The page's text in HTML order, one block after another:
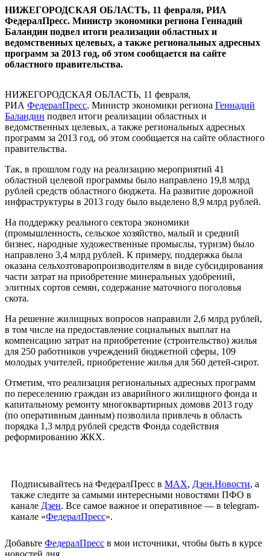
НИЖЕГОРОДСКАЯ ОБЛАСТЬ, 11 февраля, РИА
ФедералПресс. Министр экономики региона Геннадий
Баландин подвел итоги реализации областных и
ведомственных целевых, а также региональных адресных
программ за 2013 год, об этом сообщается на сайте
областного правительства.
НИЖЕГОРОДСКАЯ ОБЛАСТЬ, 11 февраля,
РИА ФедералПресс. Министр экономики региона Геннадий
Баландин подвел итоги реализации областных и
ведомственных целевых, а также региональных адресных
программ за 2013 год, об этом сообщается на сайте областного
правительства.
Так, в прошлом году на реализацию мероприятий 41
областной целевой программы было направлено 19,8 млрд
рублей средств областного бюджета. На развитие дорожной
инфраструктуры в 2013 году было выделено 8,9 млрд рублей.
На поддержку реального сектора экономики
(промышленность, сельское хозяйство, малый и средний
бизнес, народные художественные промыслы, туризм) было
направлено 3,4 млрд рублей. К примеру, поддержка была
оказана сельхозтоваропроизводителям в виде субсидирования
части затрат на приобретение минеральных удобрений,
элитных сортов семян, содержание маточного поголовья
скота.
На решение жилищных вопросов направили 2,6 млрд рублей,
в том числе на предоставление социальных выплат на
компенсацию затрат на приобретение (строительство) жилья
для 250 работников учреждений бюджетной сферы, 109
молодых учителей, приобретение жилья для 560 детей-сирот.
Отметим, что реализация региональных адресных программ
по переселению граждан из аварийного жилищного фонда и
капитальному ремонту многоквартирных домовв 2013 году
(по оперативным данным) позволила привлечь в область
порядка 1,3 млрд рублей средств Фонда содействия
реформированию ЖКХ.
Подписывайтесь на ФедералПресс в МАХ, Дзен.Новости, а
также следите за самыми интересными новостями ПФО в
канале Дзен. Все самое важное и оперативное — в telegram-
канале «ФедералПресс».
Добавьте ФедералПресс в мои источники, чтобы быть в курсе
новостей дня.